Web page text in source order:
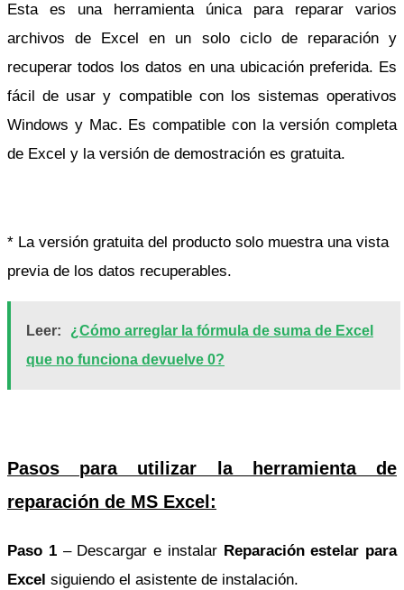
Esta es una herramienta única para reparar varios
archivos de Excel en un solo ciclo de reparación y
recuperar todos los datos en una ubicación preferida. Es
fácil de usar y compatible con los sistemas operativos
Windows y Mac. Es compatible con la versión completa
de Excel y la versión de demostración es gratuita.
* La versión gratuita del producto solo muestra una vista
previa de los datos recuperables.
Leer:
¿Cómo arreglar la fórmula de suma de Excel
que no funciona devuelve 0?
Pasos para utilizar la herramienta de
reparación de MS Excel:
Paso 1– Descargar e instalar Reparación estelar para
Excel siguiendo el asistente de instalación.